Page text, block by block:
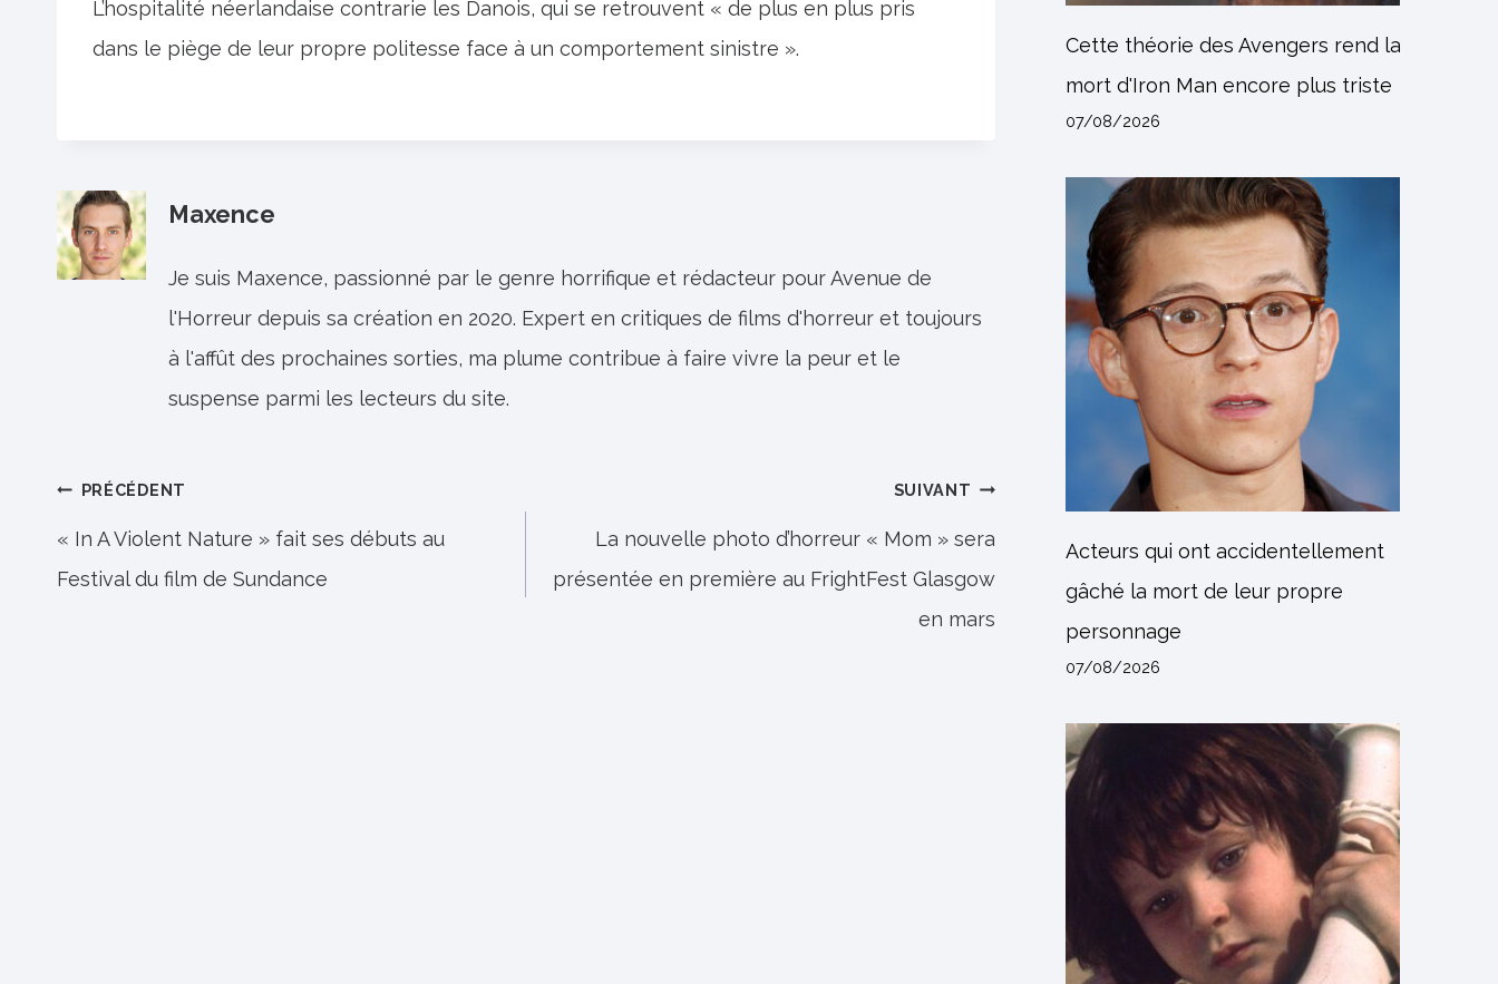
L’hospitalité néerlandaise contrarie les Danois, qui se retrouvent « de plus en plus pris
dans le piège de leur propre politesse face à un comportement sinistre ».
Maxence
Je suis Maxence, passionné par le genre horrifique et rédacteur pour Avenue de
l'Horreur depuis sa création en 2020. Expert en critiques de films d'horreur et toujours
à l'affût des prochaines sorties, ma plume contribue à faire vivre la peur et le
suspense parmi les lecteurs du site.
Navigation
de
l’article
PRÉCÉDENT
« In A Violent Nature » fait ses débuts au
Festival du film de Sundance
SUIVANT
La nouvelle photo d’horreur « Mom » sera
présentée en première au FrightFest Glasgow
en mars
Cette théorie des Avengers rend la
mort d'Iron Man encore plus triste
07/08/2026
Acteurs qui ont accidentellement
gâché la mort de leur propre
personnage
07/08/2026